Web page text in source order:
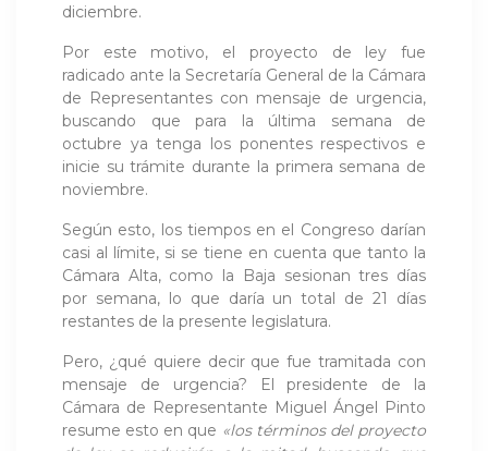
diciembre.
Por este motivo, el proyecto de ley fue
radicado ante la Secretaría General de la Cámara
de Representantes con mensaje de urgencia,
buscando que para la última semana de
octubre ya tenga los ponentes respectivos e
inicie su trámite durante la primera semana de
noviembre.
Según esto, los tiempos en el Congreso darían
casi al límite, si se tiene en cuenta que tanto la
Cámara Alta, como la Baja sesionan tres días
por semana, lo que daría un total de 21 días
restantes de la presente legislatura.
Pero, ¿qué quiere decir que fue tramitada con
mensaje de urgencia? El presidente de la
Cámara de Representante Miguel Ángel Pinto
resume esto en que «los términos del proyecto